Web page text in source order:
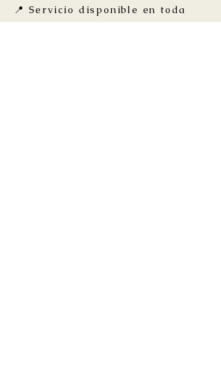
📍 Servicio disponible en toda